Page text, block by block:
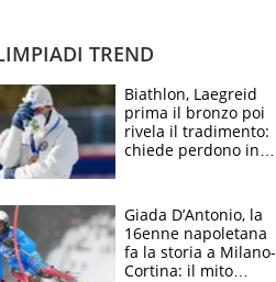
TREND
Biathlon, Laegreid
prima il bronzo poi
rivela il tradimento:
chiede perdono in
Giada D’Antonio, la
16enne napoletana
fa la storia a Milano-
Cortina: il mito